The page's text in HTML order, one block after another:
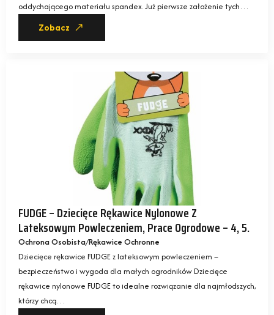
oddychającego materiału spandex. Już pierwsze założenie tych…
Zobacz
FUDGE – Dziecięce Rękawice Nylonowe Z
Lateksowym Powleczeniem, Prace Ogrodowe – 4, 5.
Ochrona Osobista Rękawice Ochronne
Dziecięce rękawice FUDGE z lateksowym powleczeniem –
bezpieczeństwo i wygoda dla małych ogrodników Dziecięce
rękawice nylonowe FUDGE to idealne rozwiązanie dla najmłodszych,
którzy chcą…